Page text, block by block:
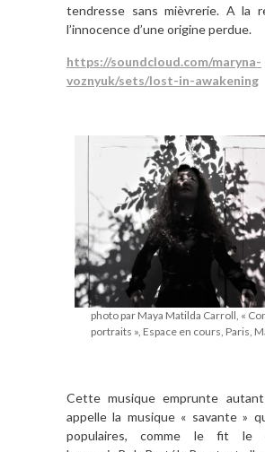
tendresse sans mièvrerie. A la
l’innocence d’une origine perdue.
https://soundcloud.com/maryna-
voznyuk/sets/lost-in-awakening
photo par Maya Matilda Carroll, «
portraits », Espace en cours, Paris,
Cette musique emprunte
appelle la musique « savante »
populaires, comme le fit le